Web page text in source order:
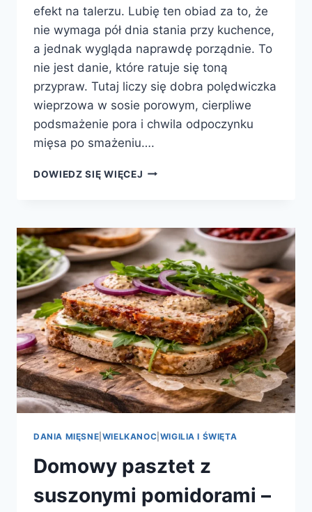
efekt na talerzu. Lubię ten obiad za to, że
nie wymaga pół dnia stania przy kuchence,
a jednak wygląda naprawdę porządnie. To
nie jest danie, które ratuje się toną
przypraw. Tutaj liczy się dobra polędwiczka
wieprzowa w sosie porowym, cierpliwe
podsmażenie pora i chwila odpoczynku
mięsa po smażeniu….
DOWIEDZ SIĘ WIĘCEJ POLĘDWICZKI
–
DELIKATNE,
KREMOWE
I
PEŁNE
SMAKU
DANIA MIĘSNE WIELKANOC WIGILIA I ŚWIĘTA
Domowy pasztet z
suszonymi pomidorami –